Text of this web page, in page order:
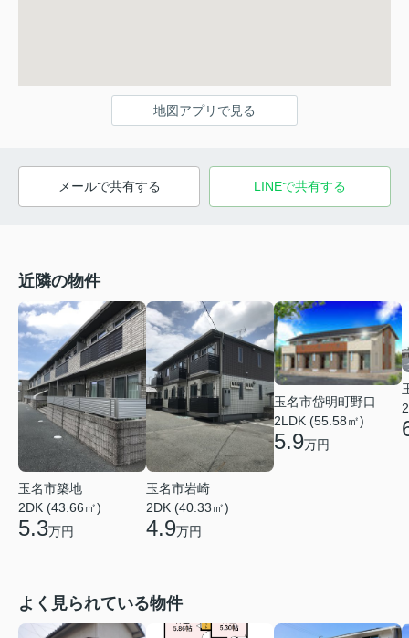
地図アプリで見る
メールで共有する LINEで共有する
近隣の物件
玉名市築地
2DK (43.66㎡)
5.3万円
玉名市岩崎
2DK (40.33㎡)
4.9万円
玉名市岱明町野口
2LDK (55.58㎡)
5.9万円
よく見られている物件